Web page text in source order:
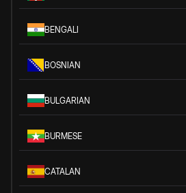
BENGALI
BOSNIAN
BULGARIAN
BURMESE
CATALAN